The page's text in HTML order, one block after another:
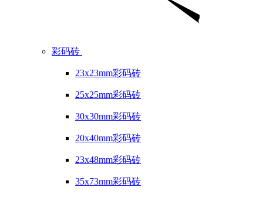
彩码砖
23x23mm彩码砖
25x25mm彩码砖
30x30mm彩码砖
20x40mm彩码砖
23x48mm彩码砖
35x73mm彩码砖